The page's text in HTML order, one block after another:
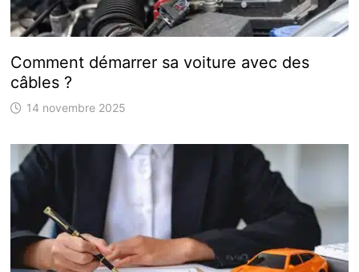
Comment démarrer sa voiture avec des
câbles ?
14 novembre 2025